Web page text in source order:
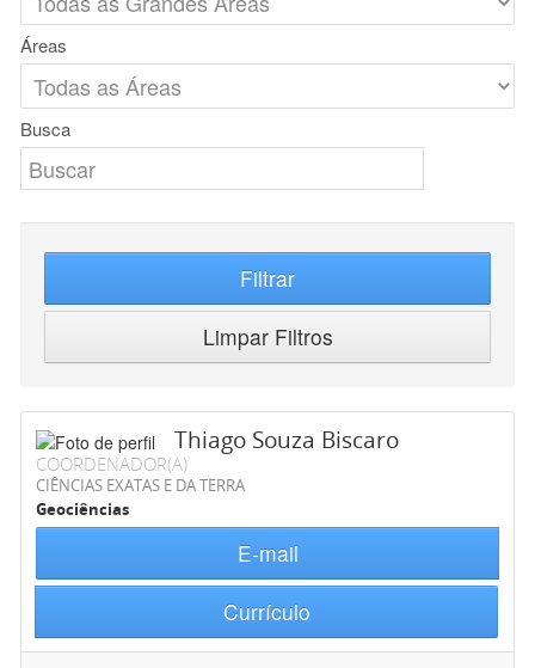
Áreas
Busca
Filtrar
Limpar Filtros
Thiago Souza Biscaro
COORDENADOR(A)
CIÊNCIAS EXATAS E DA TERRA
Geociências
E-mail
Currículo